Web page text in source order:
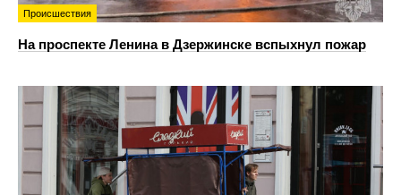
Происшествия
На проспекте Ленина в Дзержинске вспыхнул пожар